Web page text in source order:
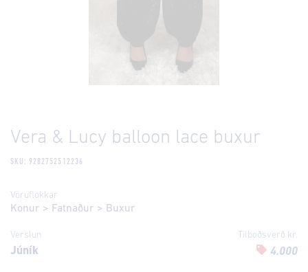
Vera & Lucy balloon lace buxur
SKU: 9282752512236
Vöruflokkar
Konur > Fatnaður > Buxur
Verslun Tilboðsverð kr.
Júník 4.000